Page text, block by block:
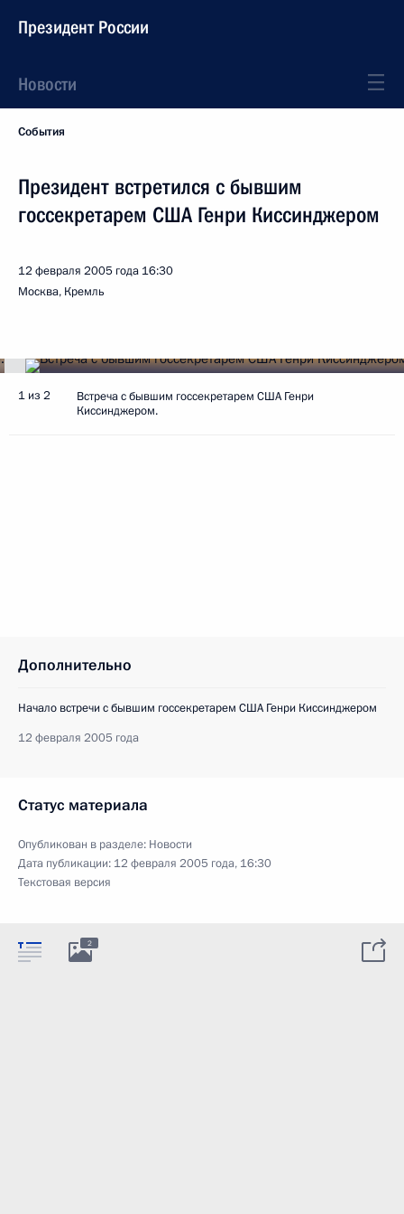
Президент России
Новости
События
Президент встретился с бывшим
госсекретарем США Генри Киссинджером
12 февраля 2005 года 16:30
Москва, Кремль
1 из 2
Встреча с бывшим госсекретарем США Генри
Киссинджером.
Дополнительно
Начало встречи с бывшим госсекретарем США Генри Киссинджером
12 февраля 2005 года
Статус материала
Опубликован в разделе: Новости
Дата публикации: 12 февраля 2005 года, 16:30
Текстовая версия
2